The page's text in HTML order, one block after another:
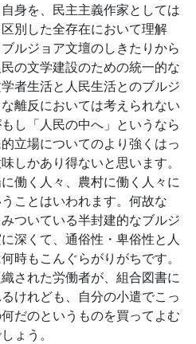
身を、民主主義作家としては
別した全存在において理解
ルジョア文壇のしきたりから
の文学建設のための統一的な
者生活と人民生活とのブルジ
離反においては考えられない
し「人民の中へ」というなら
立場についてのより強くはっ
しかあり得ないと思います。
働く人々、農村に働く人々に
ことはいわれます。何故な
ついている半封建的なブルジ
深くて、通俗性・卑俗性と人
時もこんぐらがりがちです。
された労働者が、組合図書に
けれども、自分の小遣でこっ
だのというものを買ってよむ
ょう。